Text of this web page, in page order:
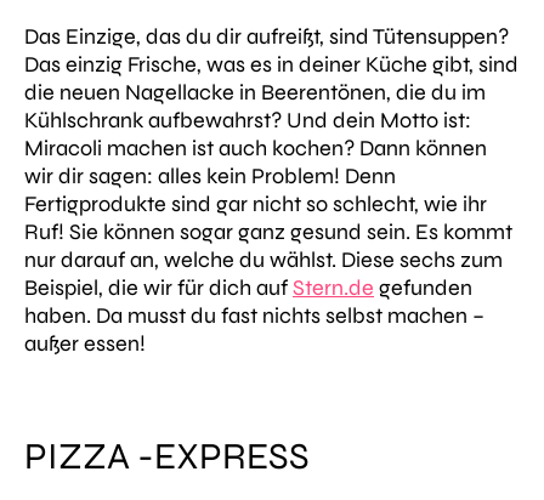
Das Einzige, das du dir aufreißt, sind Tütensuppen?
Das einzig Frische, was es in deiner Küche gibt, sind
die neuen Nagellacke in Beerentönen, die du im
Kühlschrank aufbewahrst? Und dein Motto ist:
Miracoli machen ist auch kochen? Dann können
wir dir sagen: alles kein Problem! Denn
Fertigprodukte sind gar nicht so schlecht, wie ihr
Ruf! Sie können sogar ganz gesund sein. Es kommt
nur darauf an, welche du wählst. Diese sechs zum
Beispiel, die wir für dich aufStern.de gefunden
haben. Da musst du fast nichts selbst machen –
außer essen!
PIZZA -EXPRESS